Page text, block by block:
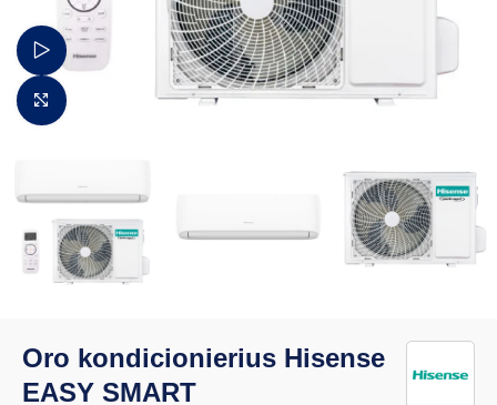
Žiūrėti video
Padidinti vaizdą
Oro kondicionierius Hisense
EASY SMART